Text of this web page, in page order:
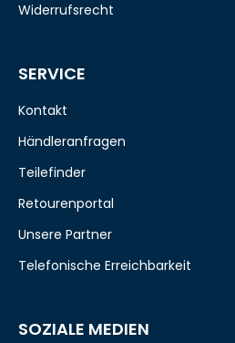
Widerrufsrecht
SERVICE
Kontakt
Händleranfragen
Teilefinder
Retourenportal
Unsere Partner
Telefonische Erreichbarkeit
SOZIALE MEDIEN